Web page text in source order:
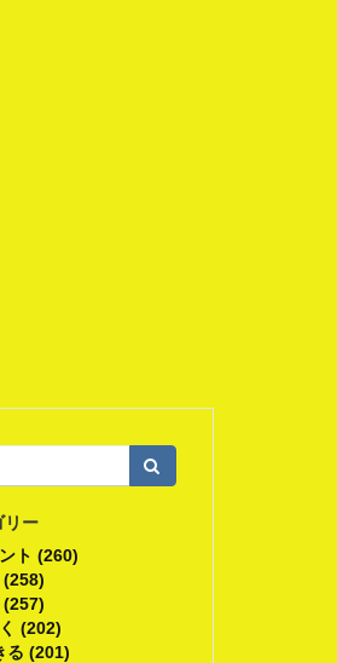
リー
ト (260)
(258)
(257)
(202)
る (201)